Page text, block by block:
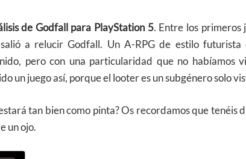
de Godfall para PlayStation 5. Entre los primeros
a relucir Godfall. Un A-RPG de estilo
pero con una particularidad que no habíamos
un juego así, porque el looter es un subgénero solo
tan bien como pinta? Os recordamos que tenéis
un ojo.